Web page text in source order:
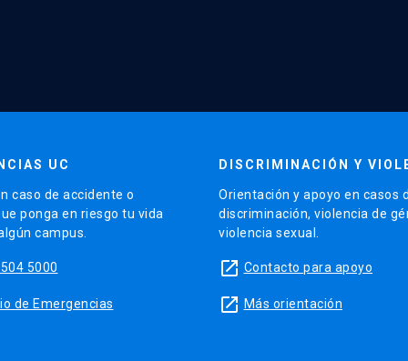
UC
caso de accidente o
ponga en riesgo tu vida
campus.
5000
de Emergencias
DISCRIMINACIÓN Y
Orientación y apoyo en casos
discriminación, violencia de
violencia sexual.
launch Contacto para apoyo
launch Más orientación